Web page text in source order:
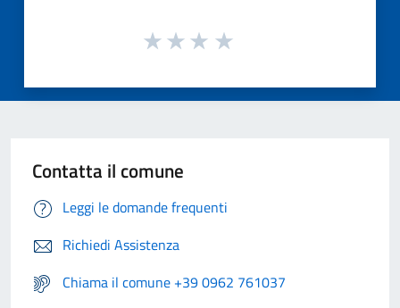
Contatta il comune
Leggi le domande frequenti
Richiedi Assistenza
Chiama il comune +39 0962 761037